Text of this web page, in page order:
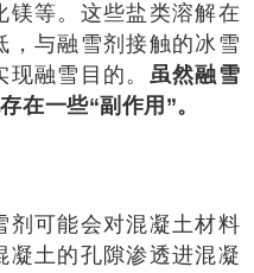
镁等。这些盐类溶解在
，与融雪剂接触的冰雪
融雪目的。 虽然融雪
在一些“副作用”。
剂可能会对混凝土材料
凝土的孔隙渗透进混凝